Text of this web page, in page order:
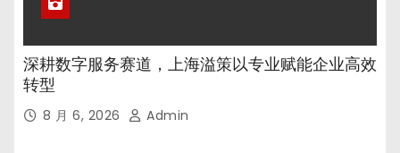
深耕数字服务赛道，上海溢策以专业赋能企业高效
转型
8 月 6, 2026 Admin